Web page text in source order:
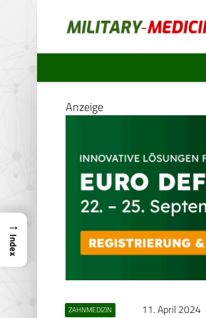
Anzeige
ZAHNMEDIZIN 11. April 2024
→
Index